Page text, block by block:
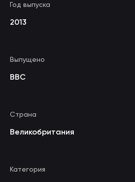
Год выпуска
2013
Выпущено
BBC
Страна
Великобритания
Категория